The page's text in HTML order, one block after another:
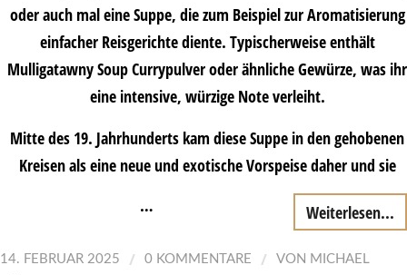
oder auch mal eine Suppe, die zum Beispiel zur Aromatisierung
einfacher Reisgerichte diente. Typischerweise enthält
Mulligatawny Soup Currypulver oder ähnliche Gewürze, was ihr
eine intensive, würzige Note verleiht.
Mitte des 19. Jahrhunderts kam diese Suppe in den gehobenen
Kreisen als eine neue und exotische Vorspeise daher und sie
…
Weiterlesen...
14. FEBRUAR 2025 / 0 KOMMENTARE / VON MICHAEL